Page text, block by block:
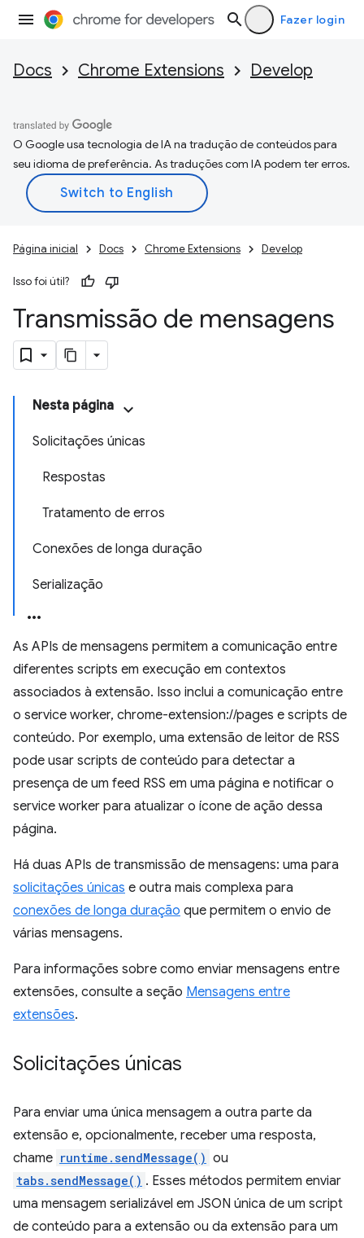
Fazer login
Docs Chrome Extensions Develop
O Google usa tecnologia de IA na tradução de conteúdos para
seu idioma de preferência. As traduções com IA podem ter erros.
Página inicial Docs Chrome Extensions Develop
Isso foi útil?
Transmissão de mensagens
Nesta página
Solicitações únicas
Respostas
Tratamento de erros
Conexões de longa duração
Serialização
As APIs de mensagens permitem a comunicação entre
diferentes scripts em execução em contextos
associados à extensão. Isso inclui a comunicação entre
o service worker, chrome-extension://pages e scripts de
conteúdo. Por exemplo, uma extensão de leitor de RSS
pode usar scripts de conteúdo para detectar a
presença de um feed RSS em uma página e notificar o
service worker para atualizar o ícone de ação dessa
página.
Há duas APIs de transmissão de mensagens: uma para
solicitações únicas e outra mais complexa para
conexões de longa duração que permitem o envio de
várias mensagens.
Para informações sobre como enviar mensagens entre
extensões, consulte a seção Mensagens entre
extensões.
Solicitações únicas
Para enviar uma única mensagem a outra parte da
extensão e, opcionalmente, receber uma resposta,
chame runtime.sendMessage() ou
tabs.sendMessage() . Esses métodos permitem enviar
uma mensagem serializável em JSON única de um script
de conteúdo para a extensão ou da extensão para um